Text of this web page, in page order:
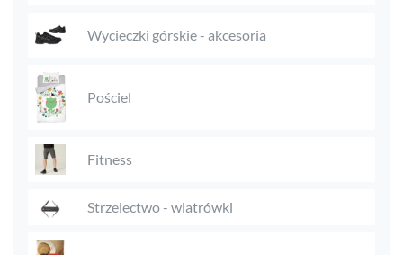
Wycieczki górskie - akcesoria
Pościel
Fitness
Strzelectwo - wiatrówki